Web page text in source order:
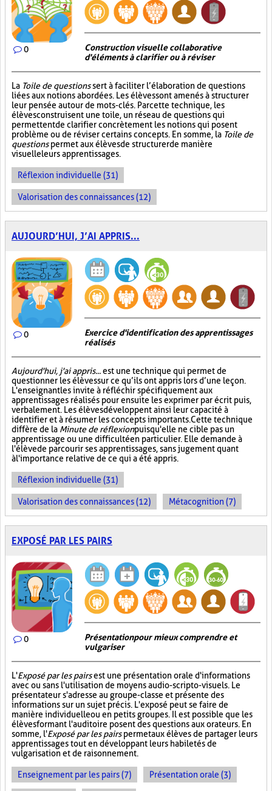
0
Construction visuelle collaborative
d'éléments à clarifier ou à réviser
La Toile de questionssert à faciliter l’élaboration de questions
liées aux notions abordées. Les élèves sont amenés à structurer
leur pensée autour de mots-clés. Par cette technique, les
élèves construisent une toile, un réseau de questions qui
permettent de clarifier concrètement les notions qui posent
problème ou de réviser certains concepts. En somme, la Toile de
questionspermet aux élèves de structurer de manière
visuelle leurs apprentissages.
Réflexion individuelle (31)
Valorisation des connaissances (12)
AUJOURD’HUI, J’AI APPRIS...
0
Exercice d'identification des apprentissages
réalisés
Aujourd'hui, j'ai appris...est une technique qui permet de
questionner les élèves sur ce qu’ils ont appris lors d’une leçon.
L'enseignant les invite à réfléchir spécifiquement aux
apprentissages réalisés pour ensuite les exprimer par écrit puis,
verbalement. Les élèves développent ainsi leur capacité à
identifier et à résumer les concepts importants. Cette technique
diffère de la Minute de réflexionpuisqu'elle ne cible pas un
apprentissage ou une difficulté en particulier. Elle demande à
l'élève de parcourir ses apprentissages, sans jugement quant
à l'importance relative de ce qui a été appris.
Réflexion individuelle (31)
Valorisation des connaissances (12) Métacognition (7)
EXPOSÉ PAR LES PAIRS
0
Présentation pour mieux comprendre et
vulgariser
L'Exposé par les pairsest une présentation orale d'informations
avec ou sans l'utilisation de moyens audio-scripto-visuels. Le
présentateur s'adresse au groupe-classe et présente des
informations sur un sujet précis. L'exposé peut se faire de
manière individuelle ou en petits groupes. Il est possible que les
élèves formant l'auditoire posent des questions aux orateurs. En
somme, l'Exposé par les pairspermet aux élèves de partager leurs
apprentissages tout en développant leurs habiletés de
vulgarisation et de raisonnement.
Enseignement par les pairs (7) Présentation orale (3)